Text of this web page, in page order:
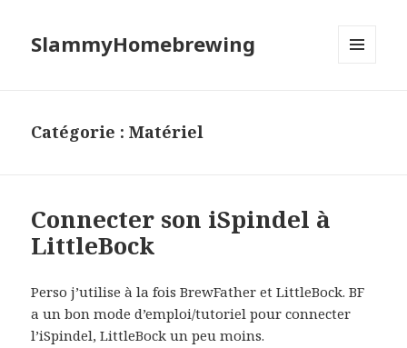
SlammyHomebrewing
Catégorie :Matériel
Connecter son iSpindel à
LittleBock
Perso j’utilise à la fois BrewFather et LittleBock. BF
a un bon mode d’emploi/tutoriel pour connecter
l’iSpindel, LittleBock un peu moins.